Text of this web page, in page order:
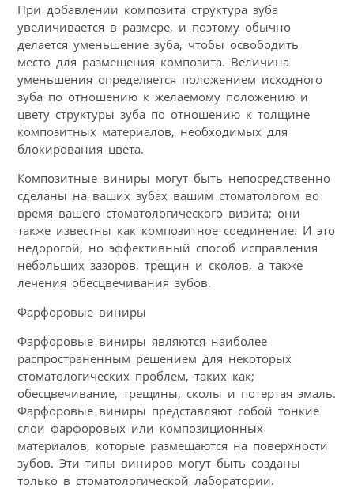
При добавлении композита структура зуба
увеличивается в размере, и поэтому обычно
делается уменьшение зуба, чтобы освободить
место для размещения композита. Величина
уменьшения определяется положением исходного
зуба по отношению к желаемому положению и
цвету структуры зуба по отношению к толщине
композитных материалов, необходимых для
блокирования цвета.
Композитные виниры могут быть непосредственно
сделаны на ваших зубах вашим стоматологом во
время вашего стоматологического визита; они
также известны как композитное соединение. И это
недорогой, но эффективный способ исправления
небольших зазоров, трещин и сколов, а также
лечения обесцвечивания зубов.
Фарфоровые виниры
Фарфоровые виниры являются наиболее
распространенным решением для некоторых
стоматологических проблем, таких как;
обесцвечивание, трещины, сколы и потертая эмаль.
Фарфоровые виниры представляют собой тонкие
слои фарфоровых или композиционных
материалов, которые размещаются на поверхности
зубов. Эти типы виниров могут быть созданы
только в стоматологической лаборатории.